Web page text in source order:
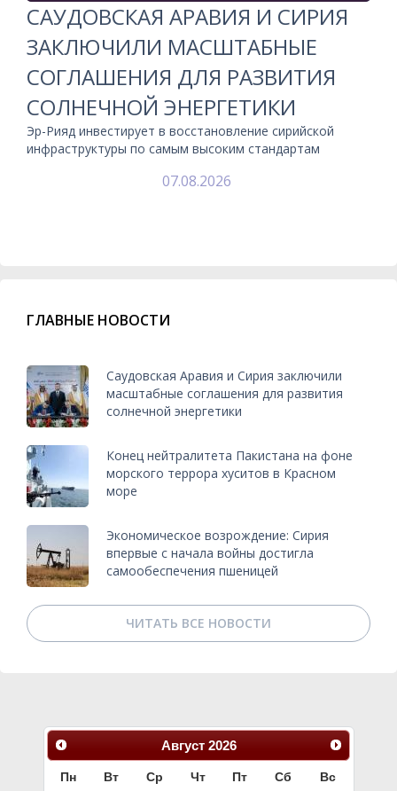
САУДОВСКАЯ АРАВИЯ И СИРИЯ
ЗАКЛЮЧИЛИ МАСШТАБНЫЕ
СОГЛАШЕНИЯ ДЛЯ РАЗВИТИЯ
СОЛНЕЧНОЙ ЭНЕРГЕТИКИ
Эр-Рияд инвестирует в восстановление сирийской
инфраструктуры по самым высоким стандартам
07.08.2026
ГЛАВНЫЕ НОВОСТИ
Саудовская Аравия и Сирия заключили
масштабные соглашения для развития
солнечной энергетики
Конец нейтралитета Пакистана на фоне
морского террора хуситов в Красном
море
Экономическое возрождение: Сирия
впервые с начала войны достигла
самообеспечения пшеницей
ЧИТАТЬ ВСЕ НОВОСТИ
Август 2026
Пн Вт Ср Чт Пт Сб Вс